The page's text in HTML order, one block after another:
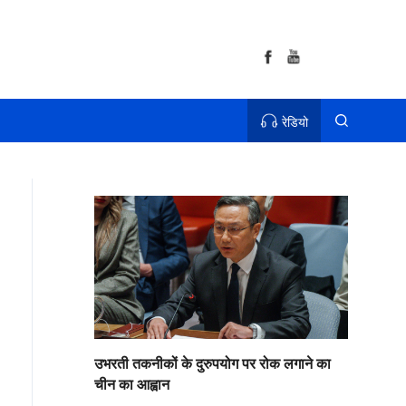
रेडियो
उभरती तकनीकों के दुरुपयोग पर रोक लगाने का
चीन का आह्वान